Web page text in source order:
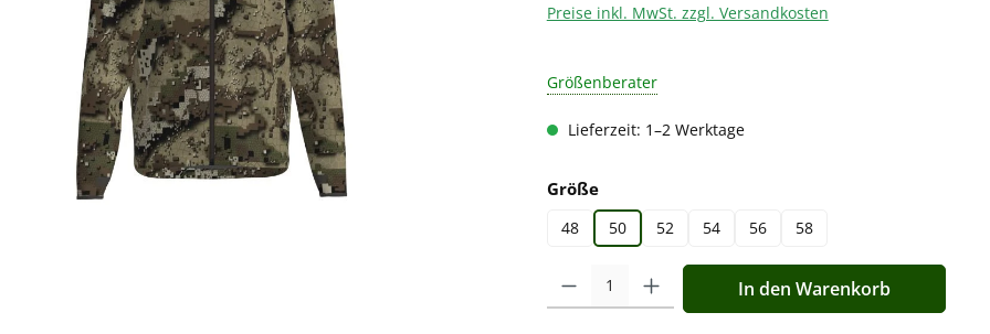
Preise inkl. MwSt. zzgl. Versandkosten
Größenberater
Lieferzeit: 1–2 Werktage
Größeauswählen
48 50 52 54 56 58
Produkt Anzahl: Gib den gewünschten Wert ein oder
In den Warenkorb